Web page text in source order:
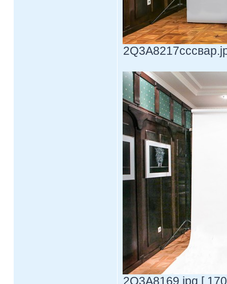
2Q3A8169.jpg [